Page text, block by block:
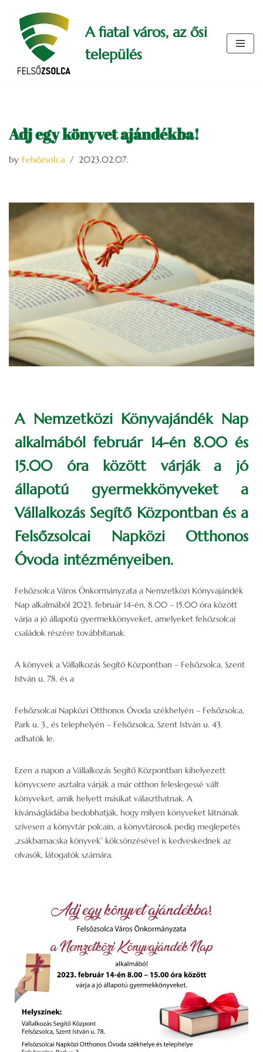
Skip
content
A fiatal város, az ősi
település
Adj egy könyvet ajándékba!
by Felsőzsolca 2023.02.07.
A Nemzetközi Könyvajándék Nap
alkalmából február 14-én 8.00 és
15.00 óra között várják a jó
állapotú gyermekkönyveket a
Vállalkozás Segítő Központban és a
Felsőzsolcai Napközi Otthonos
Óvoda intézményeiben.
Felsőzsolca Város Önkormányzata a Nemzetközi Könyvajándék
Nap alkalmából 2023. február 14-én, 8.00 – 15.00 óra között
várja a jó állapotú gyermekkönyveket, amelyeket felsőzsolcai
családok részére továbbítanak.
A könyvek a Vállalkozás Segítő Központban – Felsőzsolca, Szent
István u. 78. és a
Felsőzsolcai Napközi Otthonos Óvoda székhelyén – Felsőzsolca,
Park u. 3., és telephelyén – Felsőzsolca, Szent István u. 43.
adhatók le.
Ezen a napon a Vállalkozás Segítő Központban kihelyezett
könyvcsere asztalra várják a már otthon feleslegessé vált
könyveket, amik helyett másikat választhatnak. A
kívánságládába bedobhatják, hogy milyen könyveket látnának
szívesen a könyvtár polcain, a könyvtárosok pedig meglepetés
„zsákbamacska könyvek” kölcsönzésével is kedveskednek az
olvasók, látogatók számára.